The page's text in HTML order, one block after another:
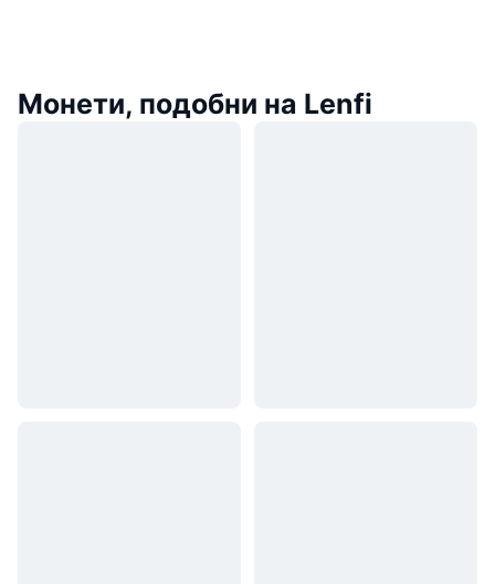
Монети, подобни на Lenfi